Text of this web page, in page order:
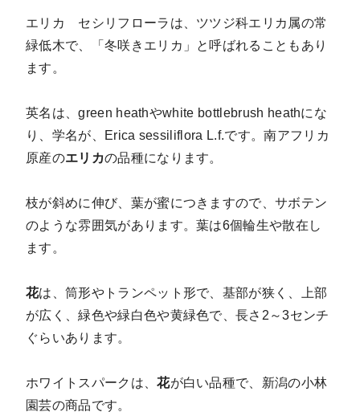
エリカ セシリフローラは、ツツジ科エリカ属の常
緑低木で、「冬咲きエリカ」と呼ばれることもあり
ます。
英名は、green heathやwhite bottlebrush heathにな
り、学名が、Erica sessiliflora L.f.です。南アフリカ
原産のエリカの品種になります。
枝が斜めに伸び、葉が蜜につきますので、サボテン
のような雰囲気があります。葉は6個輪生や散在し
ます。
花は、筒形やトランペット形で、基部が狭く、上部
が広く、緑色や緑白色や黄緑色で、長さ2～3センチ
ぐらいあります。
ホワイトスパークは、花が白い品種で、新潟の小林
園芸の商品です。